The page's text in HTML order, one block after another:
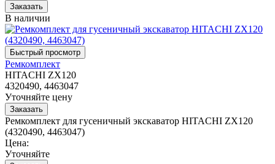
В наличии
Ремкомплект
HITACHI ZX120
4320490, 4463047
Уточняйте цену
Ремкомплект для гусеничный экскаватор HITACHI ZX120
(4320490, 4463047)
Цена:
Уточняйте